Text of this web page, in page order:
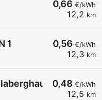
0,66 €/kWh
12,2 km
0,56 €/kWh
12,3 km
1
0,48 €/kWh
12,5 km